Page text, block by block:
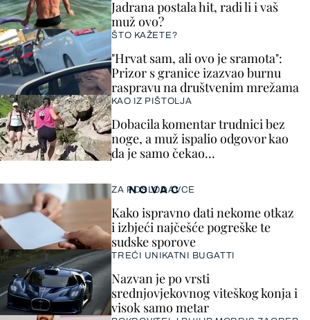
Jadrana postala hit, radi li i vaš
muž ovo?
ŠTO KAŽETE?
"Hrvat sam, ali ovo je sramota":
Prizor s granice izazvao burnu
raspravu na društvenim mrežama
KAO IZ PIŠTOLJA
Dobacila komentar trudnici bez
noge, a muž ispalio odgovor kao
da je samo čekao…
NOVAC
ZA POSLODAVCE
Kako ispravno dati nekome otkaz
i izbjeći najčešće pogreške te
sudske sporove
TREĆI UNIKATNI BUGATTI
Nazvan je po vrsti
srednjovjekovnog viteškog konja i
visok samo metar